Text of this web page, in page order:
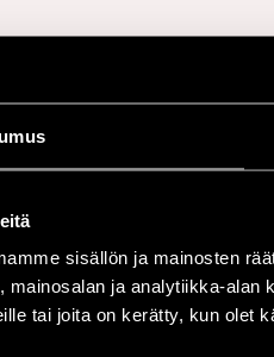
sisällön ja mainosten
mainosalan ja analytiikka-
tai joita on kerätty, kun olet